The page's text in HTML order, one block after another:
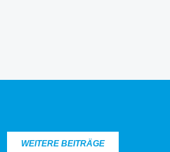
WEITERE BEITRÄGE